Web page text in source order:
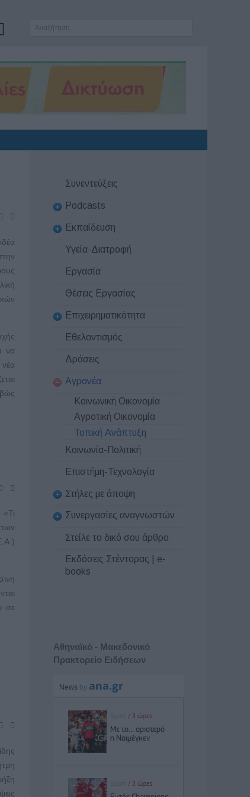
να
σε
Συνεντεύξεις
Podcasts
Εκπαίδευση
Υγεία-Διατροφή
Εργασία
Θέσεις Εργασίας
Επιχειρηματικότητα
Εθελοντισμός
Δράσεις
Αγρονέα
Κοινωνική Οικονομία
Αγροτική Οικονομία
Τοπική Ανάπτυξη
Κοινωνία-Πολιτική
Επιστήμη-Τεχνολογία
Στήλες με άποψη
Συνεργασίες αναγνωστών
Στείλε το δικό σου άρθρο
Εκδόσεις Στέντορας | e-
books
Αθηναϊκό - Μακεδονικό
Πρακτορείο Ειδήσεων